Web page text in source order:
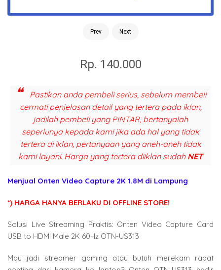
Prev Next
Rp. 140.000
Pastikan anda pembeli serius, sebelum membeli
cermati penjelasan detail yang tertera pada iklan,
jadilah pembeli yang PINTAR, bertanyalah
seperlunya kepada kami jika ada hal yang tidak
tertera di iklan, pertanyaan yang aneh-aneh tidak
kami layani. Harga yang tertera diiklan sudah NET
Menjual Onten Video Capture 2K 1.8M di Lampung
*) HARGA HANYA BERLAKU DI OFFLINE STORE!
Solusi Live Streaming Praktis: Onten Video Capture Card
USB to HDMI Male 2K 60Hz OTN-US313
Mau jadi streamer gaming atau butuh merekam rapat